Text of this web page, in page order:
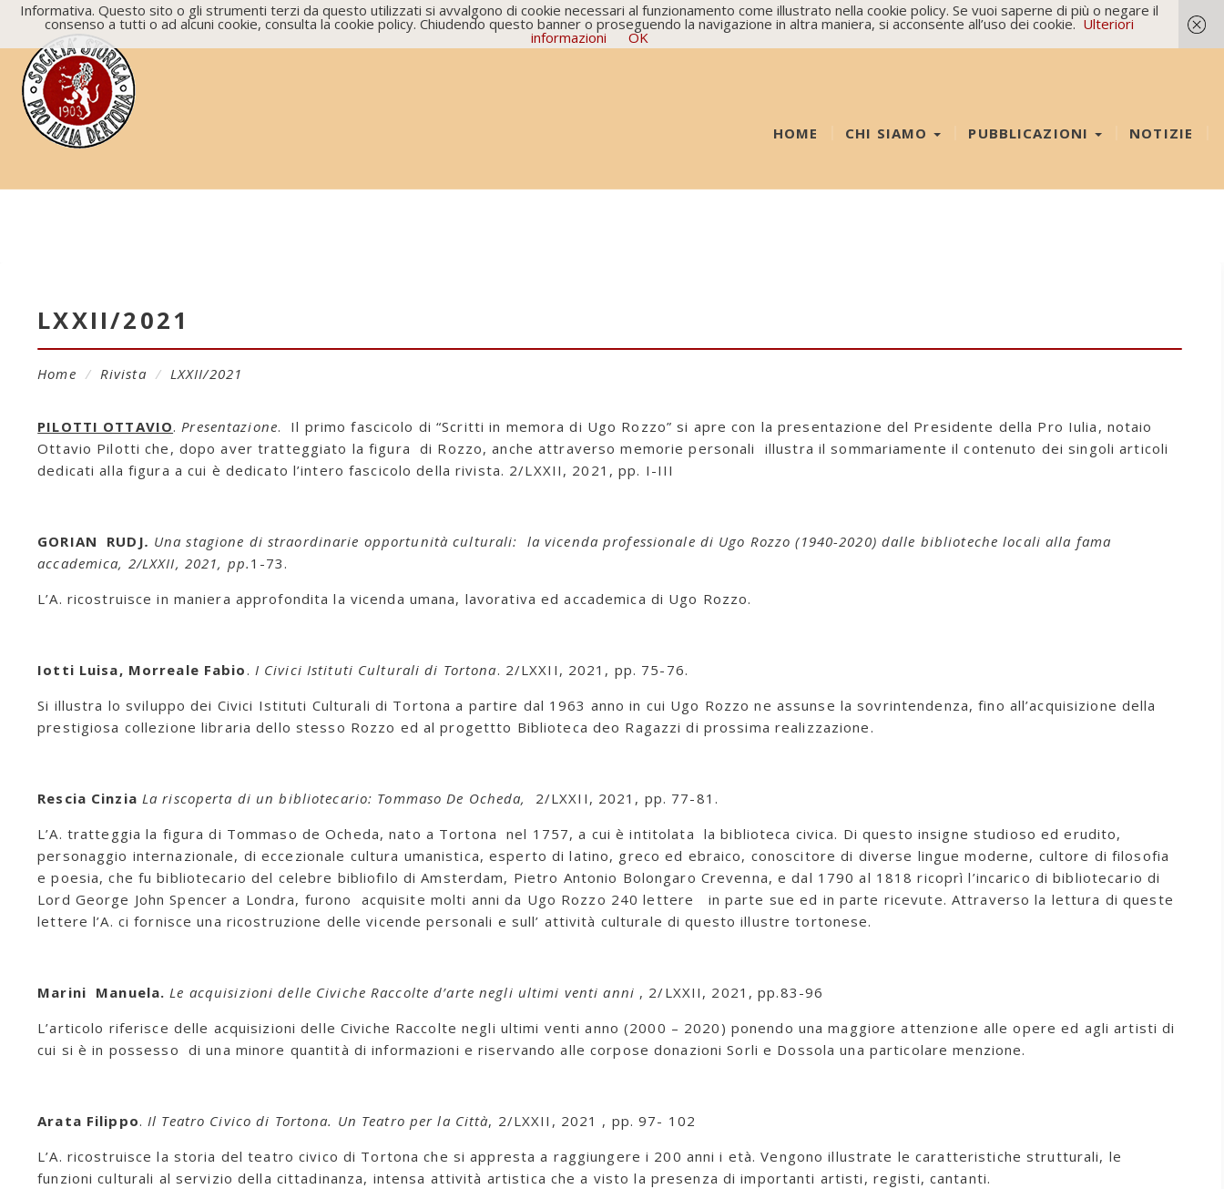
HOME CHI SIAMO PUBBLICAZIONI NOTIZIE
LXXII/2021
Home / Rivista / LXXII/2021
PILOTTI OTTAVIO.Presentazione. Il primo fascicolo di “Scritti in memora di Ugo Rozzo” si apre con la presentazione del Presidente della Pro Iulia, notaio
Ottavio Pilotti che, dopo aver tratteggiato la figura di Rozzo, anche attraverso memorie personali illustra il sommariamente il contenuto dei singoli articoli
dedicati alla figura a cui è dedicato l’intero fascicolo della rivista. 2/LXXII, 2021, pp. I-III
GORIAN RUDJ. Una stagione di straordinarie opportunità culturali: la vicenda professionale di Ugo Rozzo (1940-2020) dalle biblioteche locali alla fama
accademica, 2/LXXII, 2021, pp. 1-73.
L’A. ricostruisce in maniera approfondita la vicenda umana, lavorativa ed accademica di Ugo Rozzo.
Iotti Luisa, Morreale Fabio. I Civici Istituti Culturali di Tortona. 2/LXXII, 2021, pp. 75-76.
Si illustra lo sviluppo dei Civici Istituti Culturali di Tortona a partire dal 1963 anno in cui Ugo Rozzo ne assunse la sovrintendenza, fino all’acquisizione della
prestigiosa collezione libraria dello stesso Rozzo ed al progettto Biblioteca deo Ragazzi di prossima realizzazione.
Rescia Cinzia La riscoperta di un bibliotecario: Tommaso De Ocheda, 2/LXXII, 2021, pp. 77-81.
L’A. tratteggia la figura di Tommaso de Ocheda, nato a Tortona nel 1757, a cui è intitolata la biblioteca civica. Di questo insigne studioso ed erudito,
personaggio internazionale, di eccezionale cultura umanistica, esperto di latino, greco ed ebraico, conoscitore di diverse lingue moderne, cultore di filosofia
e poesia, che fu bibliotecario del celebre bibliofilo di Amsterdam, Pietro Antonio Bolongaro Crevenna, e dal 1790 al 1818 ricoprì l’incarico di bibliotecario di
Lord George John Spencer a Londra, furono acquisite molti anni da Ugo Rozzo 240 lettere in parte sue ed in parte ricevute. Attraverso la lettura di queste
lettere l’A. ci fornisce una ricostruzione delle vicende personali e sull’ attività culturale di questo illustre tortonese.
Marini Manuela. Le acquisizioni delle Civiche Raccolte d’arte negli ultimi venti anni , 2/LXXII, 2021, pp.83-96
L’articolo riferisce delle acquisizioni delle Civiche Raccolte negli ultimi venti anno (2000 – 2020) ponendo una maggiore attenzione alle opere ed agli artisti di
cui si è in possesso di una minore quantità di informazioni e riservando alle corpose donazioni Sorli e Dossola una particolare menzione.
Arata Filippo.Il Teatro Civico di Tortona. Un Teatro per la Città, 2/LXXII, 2021 , pp. 97- 102
L’A. ricostruisce la storia del teatro civico di Tortona che si appresta a raggiungere i 200 anni i età. Vengono illustrate le caratteristiche strutturali, le
funzioni culturali al servizio della cittadinanza, intensa attività artistica che a visto la presenza di importanti artisti, registi, cantanti.
Informativa. Questo sito o gli strumenti terzi da questo utilizzati si avvalgono di cookie necessari al funzionamento come illustrato nella cookie policy. Se vuoi saperne di più o negare il
consenso a tutti o ad alcuni cookie, consulta la cookie policy. Chiudendo questo banner o proseguendo la navigazione in altra maniera, si acconsente all’uso dei cookie. Ulteriori
informazioni OK